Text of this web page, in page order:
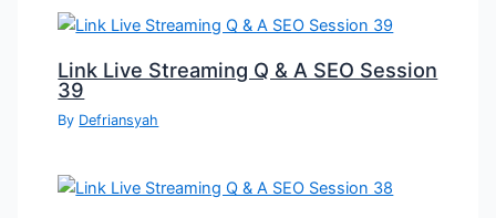
Link Live Streaming Q & A SEO Session
39
By Defriansyah